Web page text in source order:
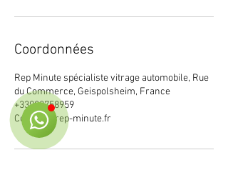
Coordonnées
Rep Minute spécialiste vitrage automobile, Rue
du Commerce, Geispolsheim, France
+33980758959
Contact@rep-minute.fr
🗓️ Horaires d'ouverture : Lun-Ven 9h00 -
18h00